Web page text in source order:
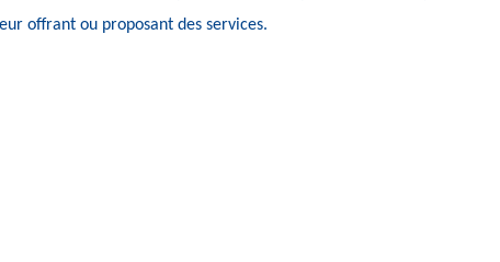
offrant ou proposant des services.